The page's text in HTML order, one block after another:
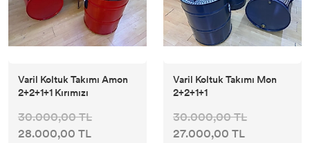
Varil Koltuk Takımı Amon
2+2+1+1 Kırımızı
30.000,00 TL
28.000,00 TL
Varil Koltuk Takımı Mon
2+2+1+1
30.000,00 TL
27.000,00 TL